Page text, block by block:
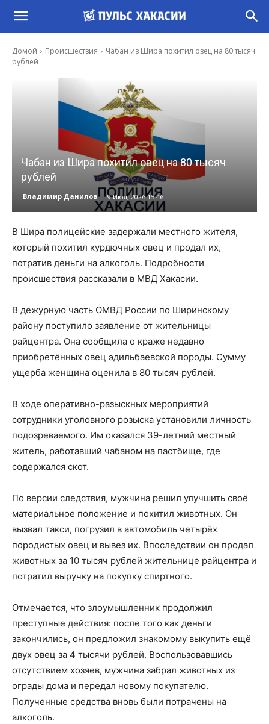
Домой Происшествия
Чабан из Шира похитил овец на 80 тысяч
рублей
Чабан из Шира похитил овец на 80 тысяч
рублей
Владимир Данилов - 9 Июл, 2026 15:46
В Шира полицейские задержали местного жителя,
который похитил курдючных овец и продал их,
потратив деньги на алкоголь. Подробности
происшествия рассказали в МВД Хакасии.
В дежурную часть ОМВД России по Ширинскому
району поступило заявление от жительницы
райцентра. Она сообщила о краже недавно
приобретённых овец эдильбаевской породы. Сумму
ущерба женщина оценила в 80 тысяч рублей.
В ходе оперативно-разыскных мероприятий
сотрудники уголовного розыска установили личность
подозреваемого. Им оказался 39-летний местный
житель, работавший чабаном на пастбище, где
содержался скот.
По версии следствия, мужчина решил улучшить своё
материальное положение и похитил животных. Он
вызвал такси, погрузил в автомобиль четырёх
породистых овец и вывез их. Впоследствии он продал
животных за 10 тысяч рублей жительнице райцентра и
потратил выручку на покупку спиртного.
Отмечается, что злоумышленник продолжил
преступные действия: после того как деньги
закончились, он предложил знакомому выкупить ещё
двух овец за 4 тысячи рублей. Воспользовавшись
отсутствием хозяев, мужчина забрал животных из
ограды дома и передал новому покупателю.
Полученные средства вновь были потрачены на
алкоголь.